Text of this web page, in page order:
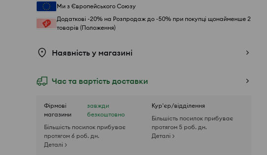
Ми з Європейського Союзу
Додаткові -20% на Розпродаж до -50% при покупці щонайменше 2
товарів (Положення)
Наявність у магазині
Час та вартість доставки
Фірмові
магазини
завжди
безкоштовно
Більшість посилок прибуває
протягом 6 роб. дн.
Деталі >
Кур'єр/відділення
Більшість посилок прибуває
протягом 5 роб. дн.
Деталі >